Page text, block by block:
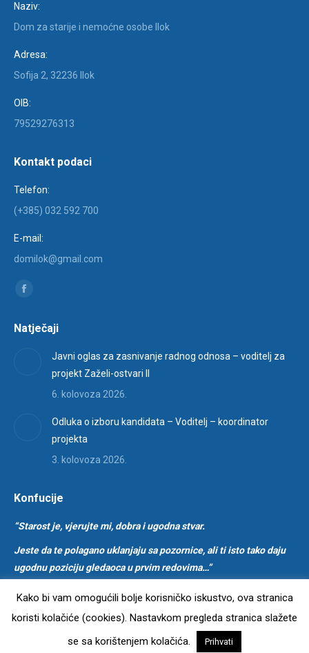
Naziv:
Dom za starije i nemoćne osobe Ilok
Adresa:
Sofija 2, 32236 Ilok
OIB:
79529276313
Kontakt podaci
Telefon:
(+385) 032 592 700
E-mail:
domilok@gmail.com
Find us on:
Facebook
opens
Natječaji
Javni oglas za zasnivanje radnog odnosa – voditelj za
projekt Zaželi-ostvari II
6. kolovoza 2026.
Odluka o izboru kandidata – Voditelj – koordinator
projekta
3. kolovoza 2026.
Konfucije
“Starost je, vjerujte mi, dobra i ugodna stvar.
Jeste da te polagano uklanjaju sa pozornice, ali ti isto tako daju
ugodnu poziciju gledaoca u prvim redovima…”
Dom za starije i nemoćne osobe Ilok. Sva prava pridržana.
Novi glavni izbornik
Kako bi vam omogućili bolje korisničko iskustvo, ova stranica
koristi kolačiće (cookies). Nastavkom pregleda stranica slažete
se sa korištenjem kolačića.
Prihvati